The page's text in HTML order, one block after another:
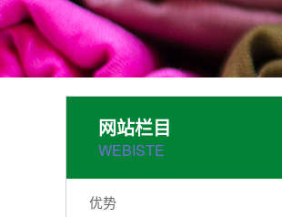
网站栏目
WEBISTE
优势